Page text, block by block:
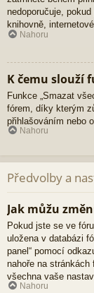
nedoporučuje,
knihovně,
Nahoru
K čemu slouží
Funkce „Smazat
fórem, díky kterým
přihlašováním nebo
Nahoru
Předvolby a
Jak můžu
Pokud jste se ve
uložena v databázi
panel“ pomocí
nahoře na stránkách
všechna vaše
Nahoru